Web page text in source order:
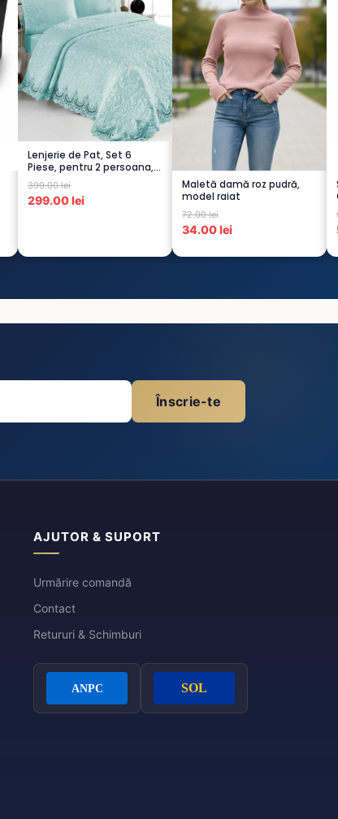
Lenjerie de Pat, Set 6
Piese, pentru 2 persoana,
TURCOA...
399.00 lei
299.00 lei
Maletă damă roz pudră,
model raiat
72.00 lei
34.00 lei
Înscrie-te
AJUTOR & SUPORT
Urmărire comandă
Contact
Retururi & Schimburi